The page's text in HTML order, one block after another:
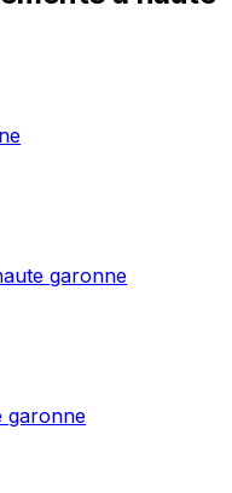
garonne
garonne